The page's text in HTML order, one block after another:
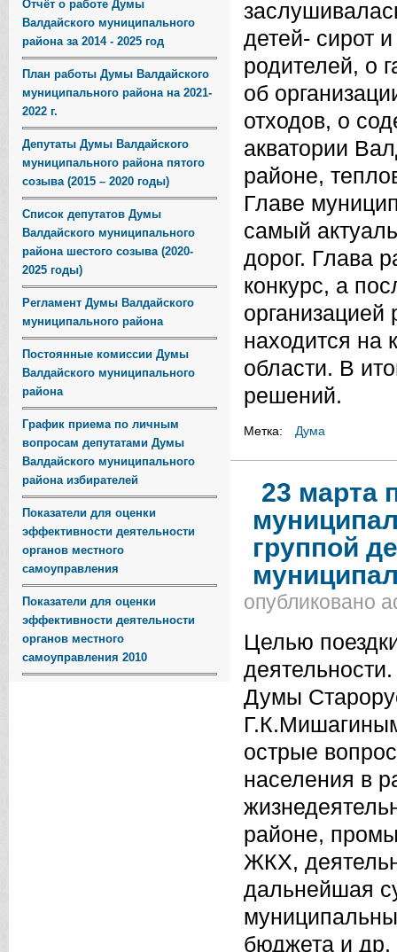
Отчёт о работе Думы
Валдайского муниципального
района за 2014 - 2025 год
План работы Думы Валдайского
муниципального района на 2021-
2022 г.
Депутаты Думы Валдайского
муниципального района пятого
созыва (2015 – 2020 годы)
Список депутатов Думы
Валдайского муниципального
района шестого созыва (2020-
2025 годы)
Регламент Думы Валдайского
муниципального района
Постоянные комиссии Думы
Валдайского муниципального
района
График приема по личным
вопросам депутатами Думы
Валдайского муниципального
района избирателей
Показатели для оценки
эффективности деятельности
органов местного
самоуправления
Показатели для оценки
эффективности деятельности
органов местного
самоуправления 2010
детей- сирот
родителей, о
об
отходов, о
акватории
районе,
Главе
самый
дорог. Глава
конкурс, а
организацией
находится на
области. В
решений.
Метка: Дума
23 марта
группой
опубликовано
Целью
Думы
острые
населения в
районе,
ЖКХ,
дальнейшая
бюджета и др.